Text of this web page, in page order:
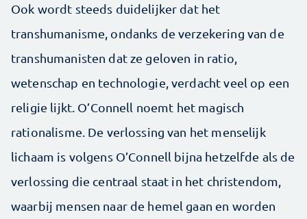
Ook wordt steeds duidelijker dat het
transhumanisme, ondanks de verzekering van de
transhumanisten dat ze geloven in ratio,
wetenschap en technologie, verdacht veel op een
religie lijkt. O’Connell noemt het magisch
rationalisme. De ­verlossing van het menselijk
lichaam is volgens O’Connell bijna hetzelfde als de
verlossing die centraal staat in het christendom,
waarbij mensen naar de hemel gaan en worden